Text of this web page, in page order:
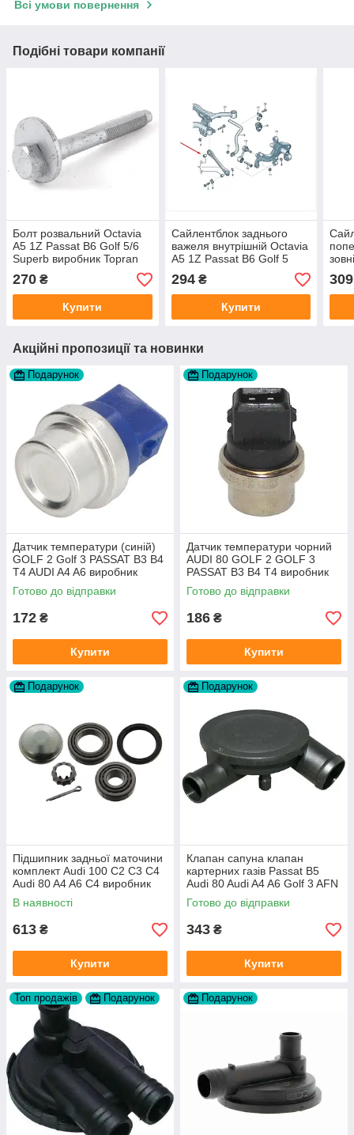
Всі умови повернення
Подібні товари компанії
Болт розвальний Octavia
A5 1Z Passat B6 Golf 5/6
Superb виробник Topran
Німеччина
270 ₴
Купити
Сайлентблок заднього
важеля внутрішній Octavia
A5 1Z Passat B6 Golf 5
виробник Original Birth
Італія
294₴
Купити
309
Акційні пропозиції та новинки
Подарунок
Датчик температури (синій)
GOLF 2 Golf 3 PASSAT B3 B4
T4 AUDI A4 A6 виробник
Topran Німеччина
Готово до відправки
172 ₴
Купити
Подарунок
Датчик температури чорний
AUDI 80 GOLF 2 GOLF 3
PASSAT B3 B4 T4 виробник
TOPRAN Німеччина
Готово до відправки
186 ₴
Купити
Подарунок
Підшипник задньої маточини
комплект Audi 100 C2 C3 C4
Audi 80 A4 A6 C4 виробник
FAG
В наявності
613 ₴
Купити
Подарунок
Клапан сапуна клапан
картерних газів Passat B5
Audi 80 Audi A4 A6 Golf 3 AFN
1Y AAZ 1Z AFF AEY AAZ AHB
AHU
Готово до відправки
343 ₴
Купити
Топ продажів Подарунок Подарунок